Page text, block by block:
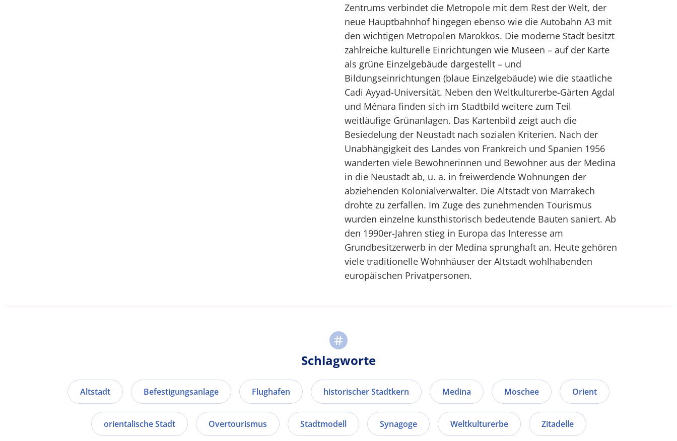
Zentrums verbindet die Metropole mit dem Rest der Welt, der
neue Hauptbahnhof hingegen ebenso wie die Autobahn A3 mit
den wichtigen Metropolen Marokkos. Die moderne Stadt besitzt
zahlreiche kulturelle Einrichtungen wie Museen – auf der Karte
als grüne Einzelgebäude dargestellt – und
Bildungseinrichtungen (blaue Einzelgebäude) wie die staatliche
Cadi Ayyad-Universität. Neben den Weltkulturerbe-Gärten Agdal
und Ménara finden sich im Stadtbild weitere zum Teil
weitläufige Grünanlagen. Das Kartenbild zeigt auch die
Besiedelung der Neustadt nach sozialen Kriterien. Nach der
Unabhängigkeit des Landes von Frankreich und Spanien 1956
wanderten viele Bewohnerinnen und Bewohner aus der Medina
in die Neustadt ab, u. a. in freiwerdende Wohnungen der
abziehenden Kolonialverwalter. Die Altstadt von Marrakech
drohte zu zerfallen. Im Zuge des zunehmenden Tourismus
wurden einzelne kunsthistorisch bedeutende Bauten saniert. Ab
den 1990er-Jahren stieg in Europa das Interesse am
Grundbesitzerwerb in der Medina sprunghaft an. Heute gehören
viele traditionelle Wohnhäuser der Altstadt wohlhabenden
europäischen Privatpersonen.
Schlagworte
Altstadt Befestigungsanlage Flughafen historischer Stadtkern Medina Moschee Orient
orientalische Stadt Overtourismus Stadtmodell Synagoge Weltkulturerbe Zitadelle